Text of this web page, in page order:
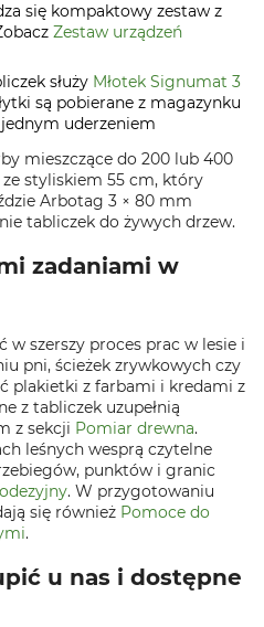
się kompaktowy zestaw z
Zestaw urządzeń
służy Młotek Signumat 3
są pobierane z magazynku
uderzeniem
mieszczące do 200 lub 400
styliskiem 55 cm, który
Arbotag 3 × 80 mm
tabliczek do żywych drzew.
zadaniami w
w szerszy proces prac w lesie i
pni, ścieżek zrywkowych czy
plakietki z farbami i kredami z
z tabliczek uzupełnią
z sekcji Pomiar drewna.
leśnych wesprą czytelne
punktów i granic
. W przygotowaniu
się również Pomoce do
.
u nas i dostępne